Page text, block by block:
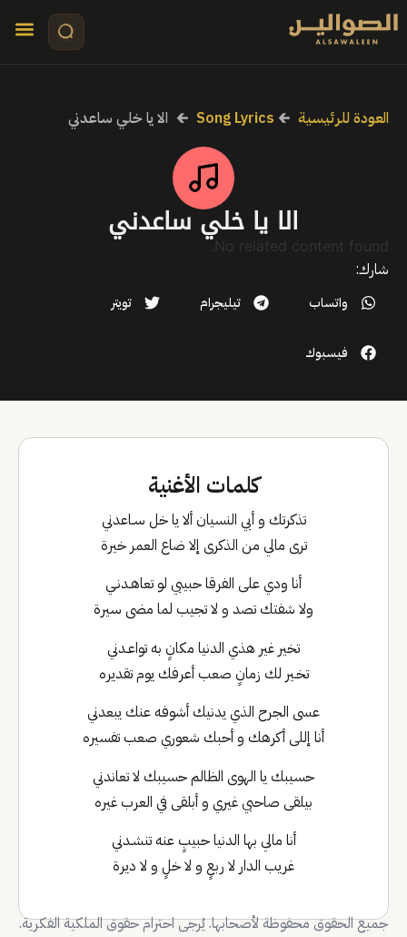
العودة للرئيسية 🡰
Song Lyrics
🡰 الا يا خلي ساعدني
الا يا خلي ساعدني
No related content found.
شارك:
واتساب تيليجرام تويتر
فيسبوك
كلمات الأغنية
تذكرتك و أبي النسيان ألا يا خل سـاعدني
ترى مالي من الذكرى إلا ضاع العمر خيرة
أنا ودي على الفرقا حبيبي لو تعاهـدنـي
ولا شفتك تصد و لا تجيب لما مضى سيرة
تخير غير هذي الدنيا مكانٍ به تواعـدني
تخـير لك زمانٍ صعب أعرفك يوم تقديره
عسى الجرح الذي يدنيك أشوفه عنك يبعدني
أنا إللى أكرهك و أحبك شعوري صعب تفسيره
حسيبك يا الهوى الظالم حسيبك لا تعاندني
بيلقى صاحبي غيري و أبلقى في العرب غيره
أنا مالي بها الدنيا حبيبٍ عنه تنشـدني
غريب الدار لا ربعٍ و لا خلٍ و لا ديرة
جميع الحقوق محفوظة لأصحابها. يُرجى احترام حقوق الملكية الفكرية.